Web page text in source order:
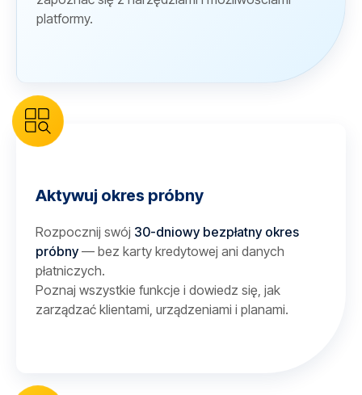
platformy.
Aktywuj okres próbny
Rozpocznij swój 30-dniowy bezpłatny okres
próbny— bez karty kredytowej ani danych
płatniczych.
Poznaj wszystkie funkcje i dowiedz się, jak
zarządzać klientami, urządzeniami i planami.